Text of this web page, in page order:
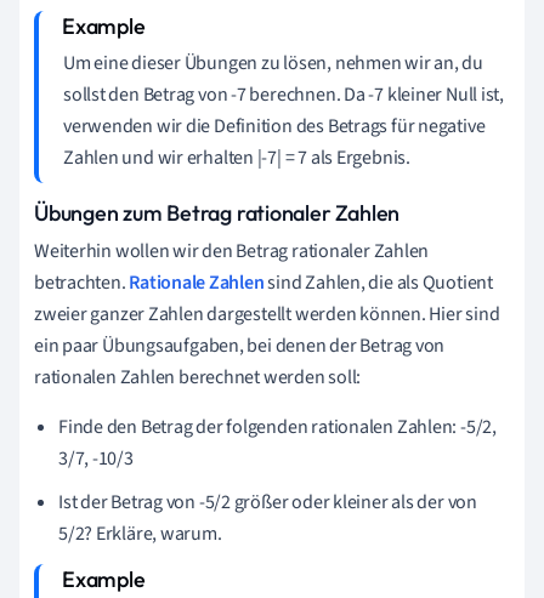
Um eine dieser Übungen zu lösen, nehmen wir an, du
sollst den Betrag von -7 berechnen. Da -7 kleiner Null ist,
verwenden wir die Definition des Betrags für negative
Zahlen und wir erhalten |-7| = 7 als Ergebnis.
Übungen zum Betrag rationaler Zahlen
Weiterhin wollen wir den Betrag rationaler Zahlen
betrachten.Rationale Zahlensind Zahlen, die als Quotient
zweier ganzer Zahlen dargestellt werden können. Hier sind
ein paar Übungsaufgaben, bei denen der Betrag von
rationalen Zahlen berechnet werden soll:
Finde den Betrag der folgenden rationalen Zahlen: -5/2,
3/7, -10/3
Ist der Betrag von -5/2 größer oder kleiner als der von
5/2? Erkläre, warum.